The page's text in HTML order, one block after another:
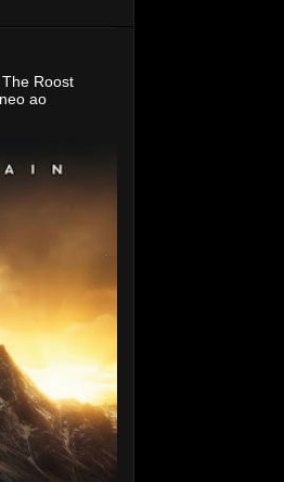
Roost
ao